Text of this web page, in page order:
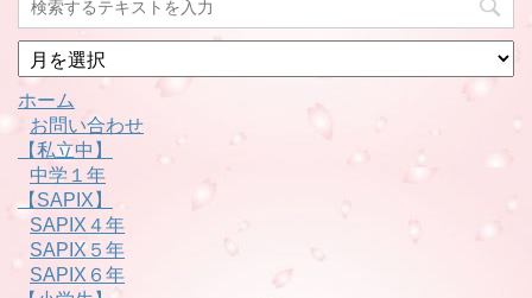
月
別
ホーム
お問い合わせ
【私立中】
中学１年
【SAPIX】
SAPIX４年
SAPIX５年
SAPIX６年